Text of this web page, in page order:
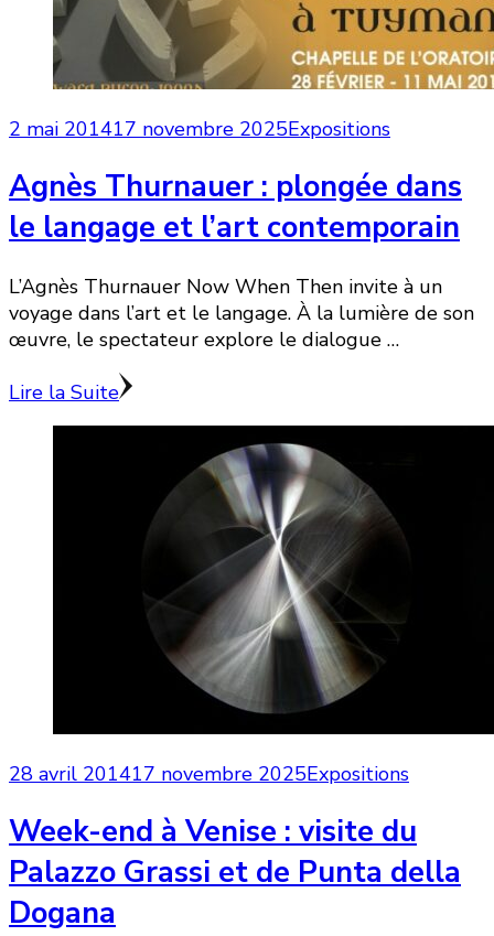
2 mai 201417 novembre 2025Expositions
Agnès Thurnauer : plongée dans
le langage et l’art contemporain
L’Agnès Thurnauer Now When Then invite à un
voyage dans l’art et le langage. À la lumière de son
œuvre, le spectateur explore le dialogue …
Lire la Suite
28 avril 201417 novembre 2025Expositions
Week-end à Venise : visite du
Palazzo Grassi et de Punta della
Dogana